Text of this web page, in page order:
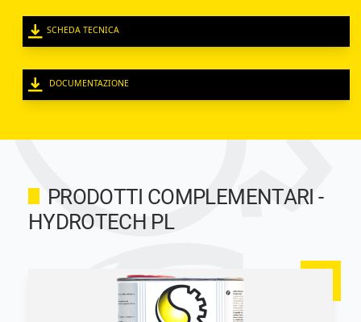
SCHEDA TECNICA
DOCUMENTAZIONE
PRODOTTI COMPLEMENTARI -
HYDROTECH PL